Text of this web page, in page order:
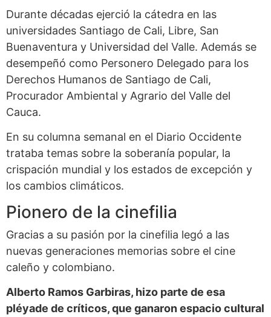
Durante décadas ejerció la cátedra en las
universidades Santiago de Cali, Libre, San
Buenaventura y Universidad del Valle. Además se
desempeñó como Personero Delegado para los
Derechos Humanos de Santiago de Cali,
Procurador Ambiental y Agrario del Valle del
Cauca.
En su columna semanal en el Diario Occidente
trataba temas sobre la soberanía popular, la
crispación mundial y los estados de excepción y
los cambios climáticos.
Pionero de la cinefilia
Gracias a su pasión por la cinefilia legó a las
nuevas generaciones memorias sobre el cine
caleño y colombiano.
Alberto Ramos Garbiras, hizo parte de esa
pléyade de críticos, que ganaron espacio cultural